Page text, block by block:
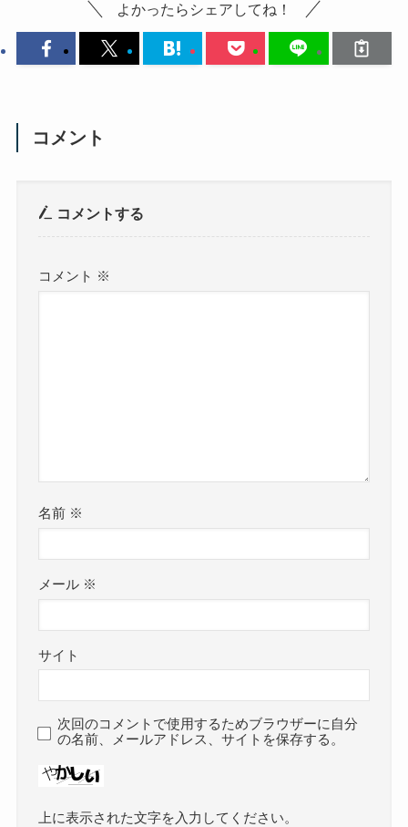
よかったらシェアしてね！
コメント
コメントする
コメント ※
名前 ※
メール ※
サイト
次回のコメントで使用するためブラウザーに自分
の名前、メールアドレス、サイトを保存する。
上に表示された文字を入力してください。